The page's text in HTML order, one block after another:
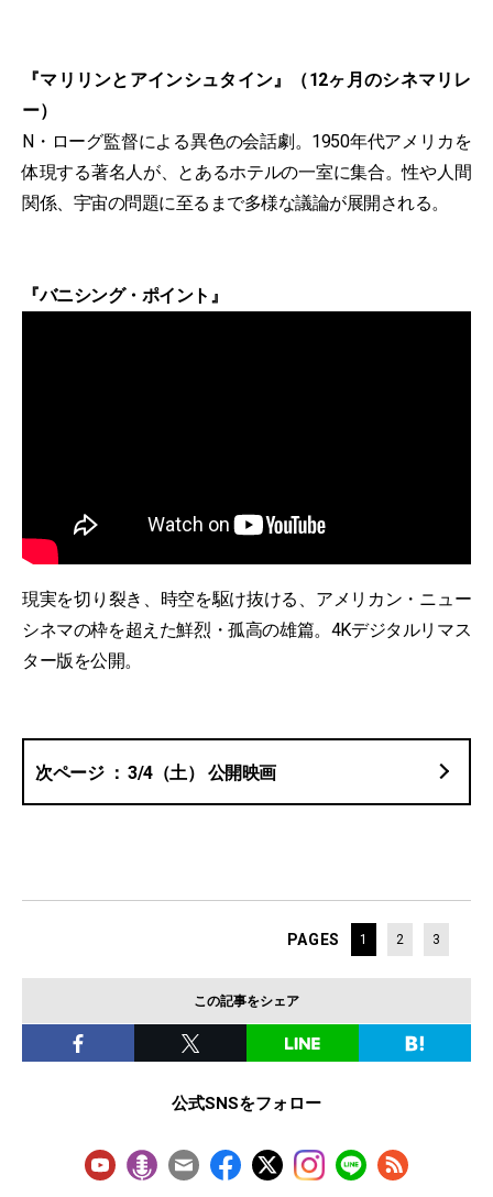
『マリリンとアインシュタイン』（12ヶ月のシネマリレ
ー）
N・ローグ監督による異色の会話劇。1950年代アメリカを
体現する著名人が、とあるホテルの一室に集合。性や人間
関係、宇宙の問題に至るまで多様な議論が展開される。
『バニシング・ポイント』
現実を切り裂き、時空を駆け抜ける、アメリカン・ニュー
シネマの枠を超えた鮮烈・孤高の雄篇。4Kデジタルリマス
ター版を公開。
3/4（土） 公開映画
PAGES 1 2 3
この記事をシェア
公式SNSをフォロー